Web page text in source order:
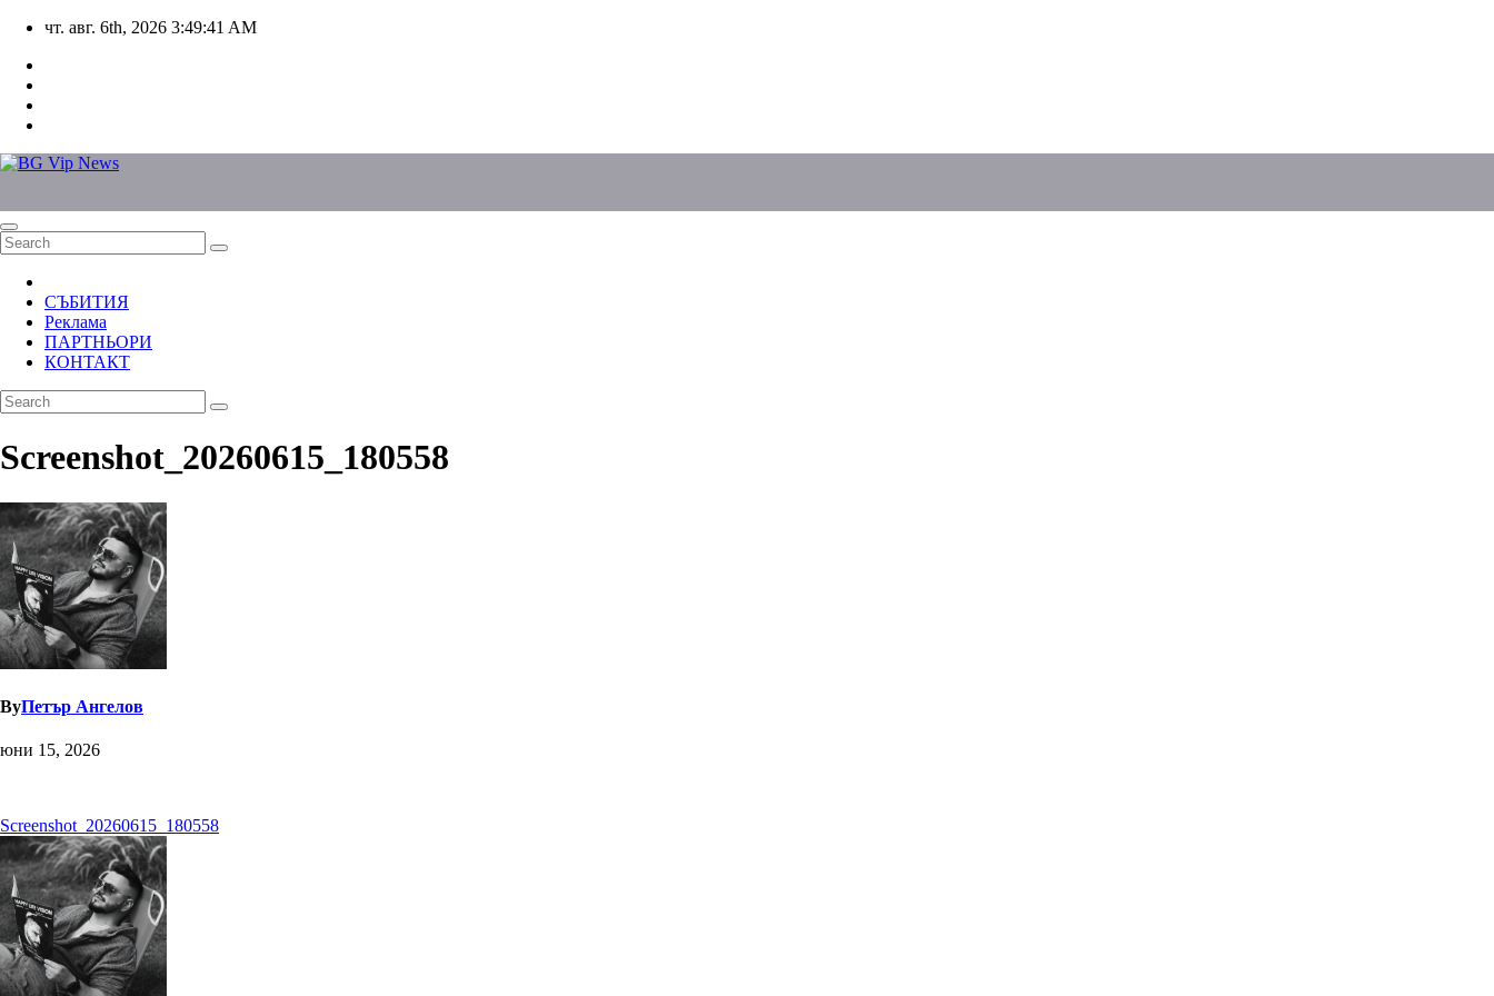
Skip
content
чт. авг. 6th, 2026 3:49:41 AM
СЪБИТИЯ
Реклама
ПАРТНЬОРИ
КОНТАКТ
Screenshot_20260615_180558
ByПетър Ангелов
юни 15, 2026
Навигация
Screenshot_20260615_180558